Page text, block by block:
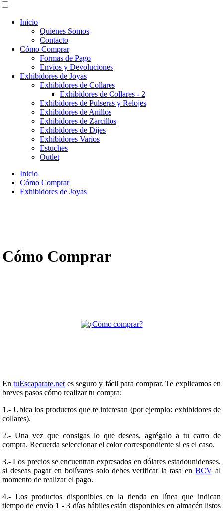
Inicio
Quienes Somos
Contacto
Cómo Comprar
Formas de Pago
Envíos y Devoluciones
Exhibidores de Joyas
Exhibidores de Collares
Exhibidores de Collares - 2
Exhibidores de Pulseras y Relojes
Exhibidores de Anillos
Exhibidores de Zarcillos
Exhibidores de Dijes
Exhibidores Varios
Estuches
Outlet
Inicio
Cómo Comprar
Exhibidores de Joyas
Cómo Comprar
EntuEscaparate.net es seguro y fácil para comprar. Te explicamos en
breves pasos cómo realizar tu compra:
1.- Ubica los productos que te interesan (por ejemplo: exhibidores de
collares).
2.- Una vez que consigas lo que deseas, agrégalo a tu carro de
compra. Recuerda seleccionar el color correspondiente si es el caso.
3.- Los precios se encuentran expresados en dólares estadounidenses,
si deseas pagar en bolívares solo debes verificar la tasa enBCV al
momento de realizar el pago.
4.- Los productos disponibles en la tienda en línea que indican
tiempo de envío 1 - 3 días hábiles están disponibles en almacén listos